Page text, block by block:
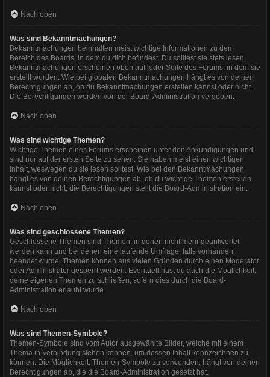
Nach oben
Was sind Bekanntmachungen?
Bekanntmachungen beinhalten meist wichtige Informationen zu dem
Bereich des Boards, in dem du dich befindest. Du solltest sie stets lesen.
Bekanntmachungen erscheinen oben auf jeder Seite des Forums, in dem sie
erstellt wurden. Wie bei globalen Bekanntmachungen hängt es von deinen
Berechtigungen ab, ob du Bekanntmachungen erstellen kannst oder nicht.
Die Berechtigungen werden von der Board-Administration vergeben.
Nach oben
Was sind wichtige Themen?
Wichtige Themen eines Forums erscheinen unter den Ankündigungen und
sind nur auf der ersten Seite zu sehen. Sie haben meist einen wichtigen
Inhalt, weswegen du sie lesen solltest. Wie bei den Bekanntmachungen
hängt es von deinen Berechtigungen ab, ob du wichtige Themen erstellen
kannst oder nicht; die Berechtigungen stellt die Board-Administration ein.
Nach oben
Was sind geschlossene Themen?
Geschlossene Themen sind Themen, in denen nicht mehr geantwortet
werden kann und bei denen eine laufende Umfrage, falls vorhanden,
beendet wurde. Themen können aus vielen Gründen durch einen Moderator
oder Administrator gesperrt werden. Eventuell hast du auch die Möglichkeit,
deine eigenen Themen zu schließen, sofern dies durch die Board-
Administration erlaubt wurde.
Nach oben
Was sind Themen-Symbole?
Themen-Symbole sind vom Autor ausgewählte Bilder, welche mit einem
Thema in Verbindung stehen können, um dessen Inhalt kennzeichnen zu
können. Die Möglichkeit, Themen-Symbole zu verwenden, hängt von deinen
Berechtigungen ab, die die Board-Administration gesetzt hat.